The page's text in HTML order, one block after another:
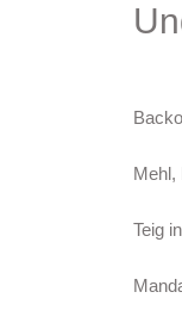
Mehl,
Teig